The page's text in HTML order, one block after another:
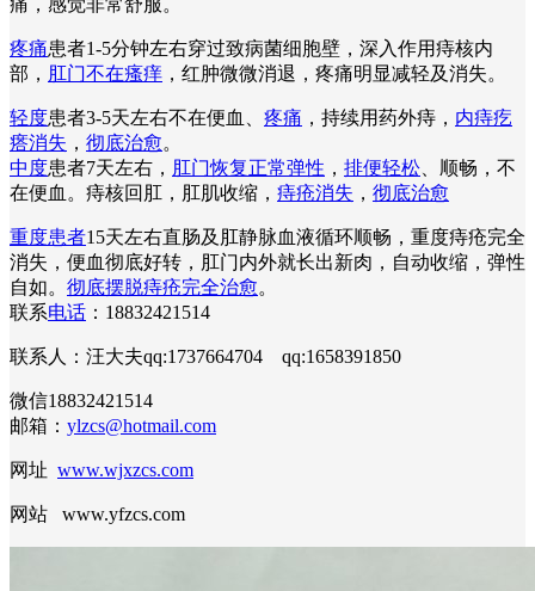
疼痛患者1-5分钟左右穿过致病菌细胞壁，深入作用痔核内
部， 肛门不在瘙痒 ，红肿微微消退，疼痛明显减轻及消失。
轻度患者3-5天左右不在便血、 疼痛 ，持续用药外痔， 内痔疙
瘩消失 ， 彻底治愈。
中度患者7天左右， 肛门恢复正常弹性 ， 排便轻松 、顺畅，不
在便血。痔核回肛，肛肌收缩， 痔疮消失 ， 彻底治愈
重度患者15天左右直肠及肛静脉血液循环顺畅，重度痔疮完全
消失，便血彻底好转，肛门内外就长出新肉，自动收缩，弹性
自如。 彻底摆脱痔疮完全治愈。
联系电话 ：18832421514
联系人：汪大夫qq:1737664704 qq:1658391850
微信18832421514
邮箱： ylzcs@hotmail.com
网址 www.wjxzcs.com
网站 www.yfzcs.com